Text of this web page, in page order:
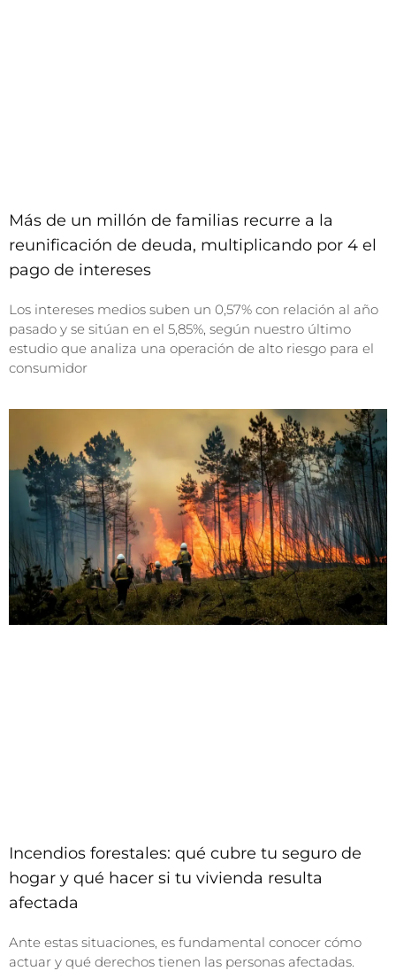
Más de un millón de familias recurre a la
reunificación de deuda, multiplicando por 4 el
pago de intereses
Los intereses medios suben un 0,57% con relación al año
pasado y se sitúan en el 5,85%, según nuestro último
estudio que analiza una operación de alto riesgo para el
consumidor
Incendios forestales: qué cubre tu seguro de
hogar y qué hacer si tu vivienda resulta
afectada
Ante estas situaciones, es fundamental conocer cómo
actuar y qué derechos tienen las personas afectadas.